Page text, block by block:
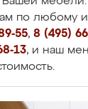
по любому
55, 8 (495)
13, и наш